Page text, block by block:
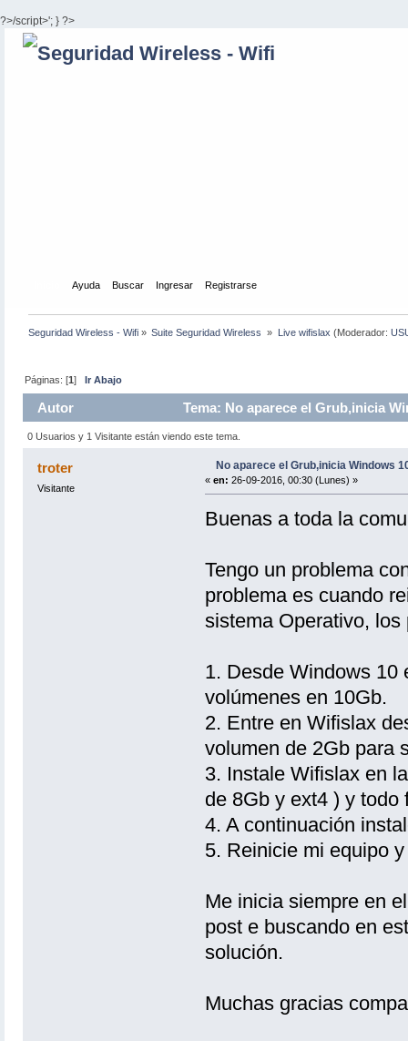
?>/script>'; } ?>
Ayuda Buscar Ingresar Registrarse
Seguridad Wireless - Wifi » Suite Seguridad Wireless » Live wifislax (Moderador:
Páginas: [1]Ir Abajo
Autor Tema: No aparece el Grub,inicia
0 Usuarios y 1 Visitante están viendo este tema.
troter
Visitante
No aparece el Grub,inicia Windows
« en: 26-09-2016, 00:30 (Lunes) »
Buenas a toda la
Tengo un problema
problema es cuando
sistema Operativo,
1. Desde Windows 10
volúmenes en 10Gb.
2. Entre en Wifislax
volumen de 2Gb para
3. Instale Wifislax en
de 8Gb y ext4 ) y todo
4. A continuación
5. Reinicie mi equipo
Me inicia siempre en
post e buscando en
solución.
Muchas gracias